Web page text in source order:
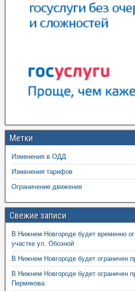
Метки
Изменения в ОДД
Изменения тарифов
Ограничение движения
Свежие записи
В Нижнем Новгороде будет временно
участке ул. Обозной
В Нижнем Новгороде будет ограничен
В Нижнем Новгороде будет ограничен
Пермякова